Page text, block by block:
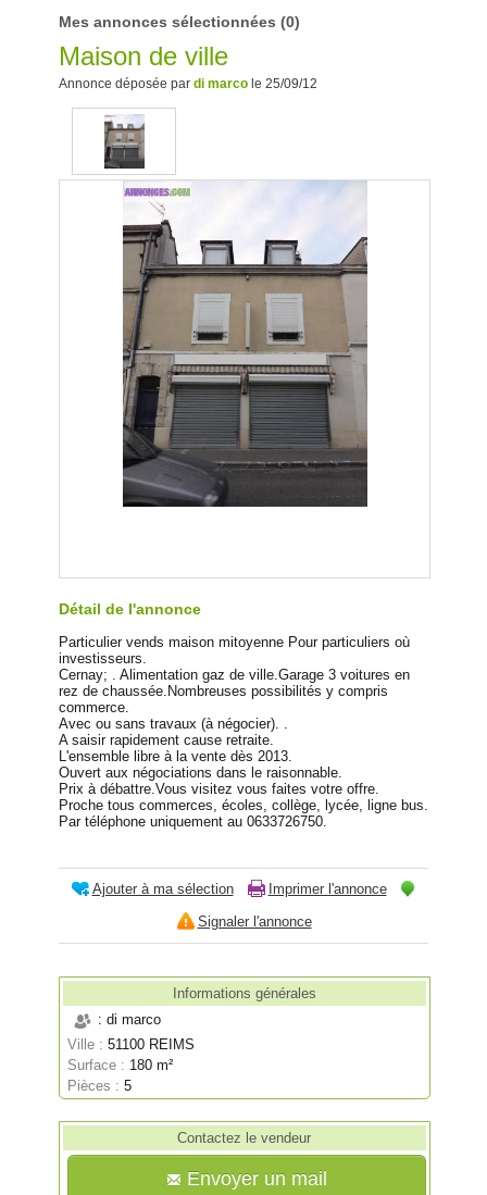
Mes annonces sélectionnées (0)
Maison de ville
Annonce déposée par di marco le 25/09/12
Détail de l'annonce
Particulier vends maison mitoyenne Pour particuliers où
investisseurs.
Cernay; . Alimentation gaz de ville.Garage 3 voitures en
rez de chaussée.Nombreuses possibilités y compris
commerce.
Avec ou sans travaux (à négocier). .
A saisir rapidement cause retraite.
L'ensemble libre à la vente dès 2013.
Ouvert aux négociations dans le raisonnable.
Prix à débattre.Vous visitez vous faites votre offre.
Proche tous commerces, écoles, collège, lycée, ligne bus.
Par téléphone uniquement au 0633726750.
Ajouter à ma sélection
Imprimer l'annonce
Signaler l'annonce
Informations générales
: di marco
Ville :51100 REIMS
Surface : 180 m²
Pièces : 5
Contactez le vendeur
Envoyer un mail